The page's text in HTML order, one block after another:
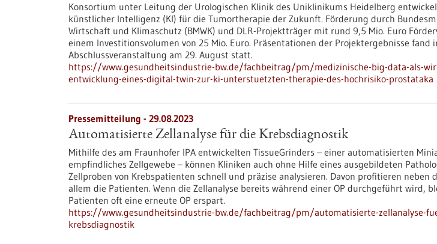
Konsortium unter Leitung der Urologischen Klinik des Uniklinikums Heidelberg
künstlicher Intelligenz (KI) für die Tumortherapie der Zukunft. Förderung durch
Wirtschaft und Klimaschutz (BMWK) und DLR-Projektträger mit rund 9,5 Mio. Euro
einem Investitionsvolumen von 25 Mio. Euro. Präsentationen der Projektergebnisse fand
Abschlussveranstaltung am 29. August statt.
https://www.gesundheitsindustrie-bw.de/fachbeitrag/pm/medizinische-big-data-als-
entwicklung-eines-digital-twin-zur-ki-unterstuetzten-therapie-des-hochrisiko-prostataka
Pressemitteilung - 29.08.2023
Automatisierte Zellanalyse für die Krebsdiagnostik
Mithilfe des am Fraunhofer IPA entwickelten TissueGrinders – einer automatisierten
empfindliches Zellgewebe – können Kliniken auch ohne Hilfe eines ausgebildeten
Zellproben von Krebspatienten schnell und präzise analysieren. Davon profitieren neben
allem die Patienten. Wenn die Zellanalyse bereits während einer OP durchgeführt wird,
Patienten oft eine erneute OP erspart.
https://www.gesundheitsindustrie-bw.de/fachbeitrag/pm/automatisierte-zellanalyse-
krebsdiagnostik